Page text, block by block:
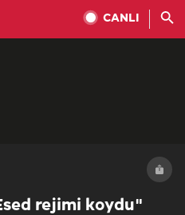
CANLI
rejimi koydu"